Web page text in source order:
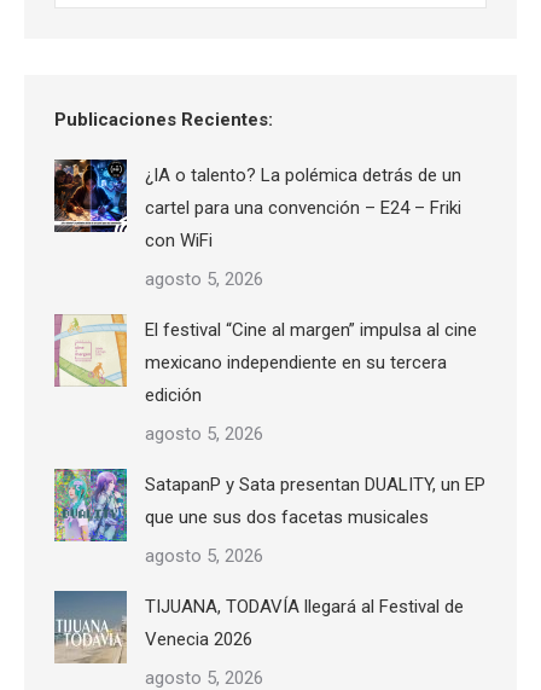
Publicaciones Recientes:
¿IA o talento? La polémica detrás de un
cartel para una convención – E24 – Friki
con WiFi
agosto 5, 2026
El festival “Cine al margen” impulsa al cine
mexicano independiente en su tercera
edición
agosto 5, 2026
SatapanP y Sata presentan DUALITY, un EP
que une sus dos facetas musicales
agosto 5, 2026
TIJUANA, TODAVÍA llegará al Festival de
Venecia 2026
agosto 5, 2026